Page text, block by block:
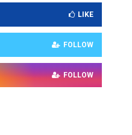
LIKE
FOLLOW
FOLLOW